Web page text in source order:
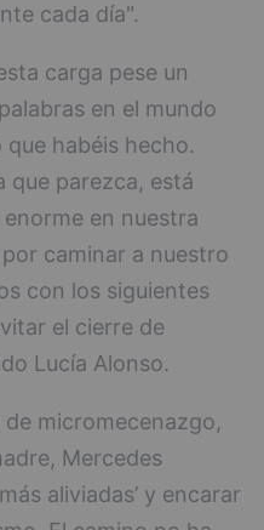
cada día".
carga pese un
en el mundo
habéis hecho.
que parezca, está
en nuestra
caminar a nuestro
con los siguientes
el cierre de
Lucía Alonso.
micromecenazgo,
Mercedes
aliviadas’ y encarar